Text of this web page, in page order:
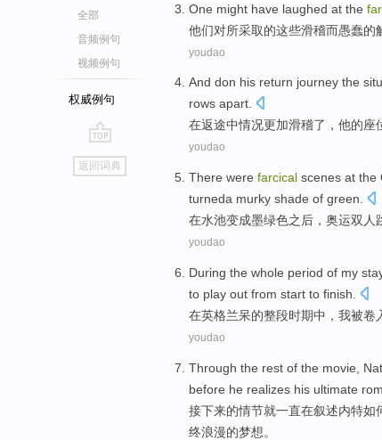
全部
音频例句
视频例句
权威例句
go
top
返回词典
One might have laughed at the
他们对所采取的这些滑稽而愚蠢的
youdao
And don his return journey the
rows apart.
在返途中情况更加滑稽了， 他的座
youdao
There were farcical scenes at the
turneda murky shade of green.
在水池变成墨绿色之后 ， 奥运双人
youdao
During the whole period of my
to play out from start to finish
在英格兰呆的整段时期中 ， 我被卷
youdao
Through the rest of the movie
before he realizes his ultimate
接下来的情节就一直在叙述内特如
终浪漫的梦想。